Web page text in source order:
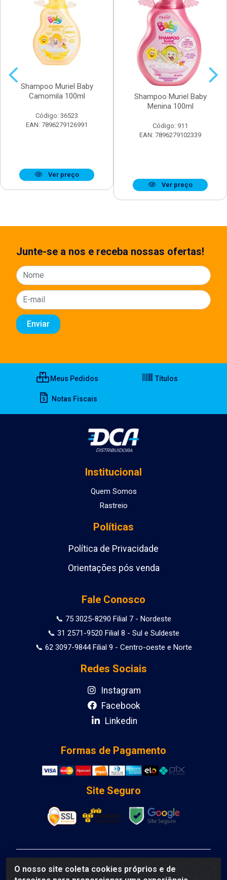
Shampoo Muriel Baby
Camomila 100ml
Código: 36523
EAN: 7896279126991
Ver preço
Shampoo Muriel Baby
Menina 100ml
Código: 911
EAN: 7896279102339
Ver preço
O nosso site coleta cookies próprios e de
Junte-se a nos e receba nossas ofertas!
Meus Pedidos Títulos
Notas Fiscais
Institucional
Quem Somos
Rastreio
Políticas
Política de Privacidade
Orientações pós venda
Fale Conosco
📞 75 3025-8290 Filial 7 - Nordeste
📞 31 2571-9520 Filial 8 - Sul e Suldeste
📞 62 3097-9844 Filial 9 - Centro-oeste e Norte
Redes Sociais
Instagram
Facebook
Linkedin
Formas de Pagamento
Site Seguro
DCA DISTRIBUIDORA DE COSMETICOS LTDA - AV
DEPUTADO LUIS EDUARDO MAGALHAES, Humildes,